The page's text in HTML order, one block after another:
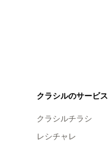
クラシルのサービス
クラシルチラシ
レシチャレ